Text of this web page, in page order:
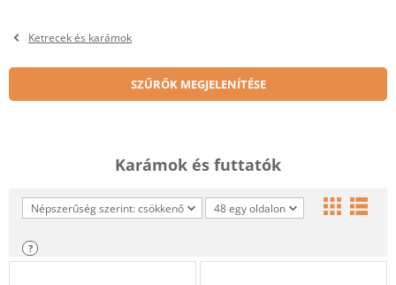
Ketrecek és karámok
SZŰRŐK MEGJELENÍTÉSE
Karámok és futtatók
Népszerűség szerint: csökkenő 48 egy oldalon
?